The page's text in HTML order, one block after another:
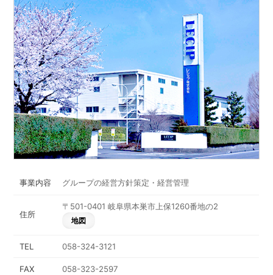
事業内容 グループの経営方針策定・経営管理
住所
〒501-0401 岐阜県本巣市上保1260番地の2
地図
TEL 058-324-3121
FAX 058-323-2597